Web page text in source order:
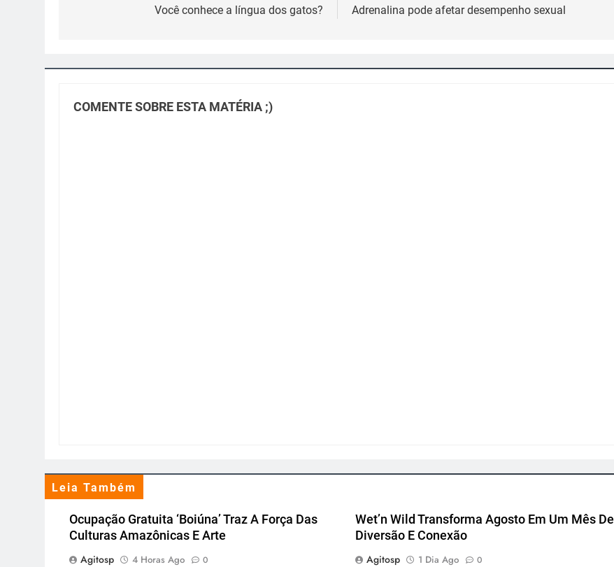
Você conhece a língua dos gatos?
Adrenalina pode afetar desempenho sexual
COMENTE SOBRE ESTA MATÉRIA ;)
Leia Também
Ocupação Gratuita ‘Boiúna’ Traz A Força Das
Culturas Amazônicas E Arte
Agitosp
4 Horas Ago 0
Wet’n Wild Transforma Agosto Em Um Mês De
Diversão E Conexão
Agitosp
1 Dia Ago 0